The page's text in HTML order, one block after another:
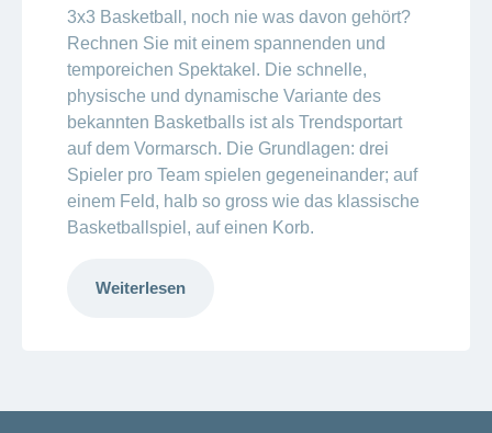
3x3 Basketball, noch nie was davon gehört?
Rechnen Sie mit einem spannenden und
temporeichen Spektakel. Die schnelle,
physische und dynamische Variante des
bekannten Basketballs ist als Trendsportart
auf dem Vormarsch. Die Grundlagen: drei
Spieler pro Team spielen gegeneinander; auf
einem Feld, halb so gross wie das klassische
Basketballspiel, auf einen Korb.
Weiterlesen